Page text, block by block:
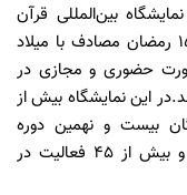
بین‌المللی قرآن
کریم، با شعار قرآن کتاب امید و آرامش از ۱۵ رمضان مصادف با میلاد
۲۷ رمضان به صورت حضوری و مجازی در
این نمایشگاه بیش از
بیست و نهمین دوره
نمایشگاه بین المللی قرآن کریم قرار گرفت و بیش از ۴۵ فعالیت در